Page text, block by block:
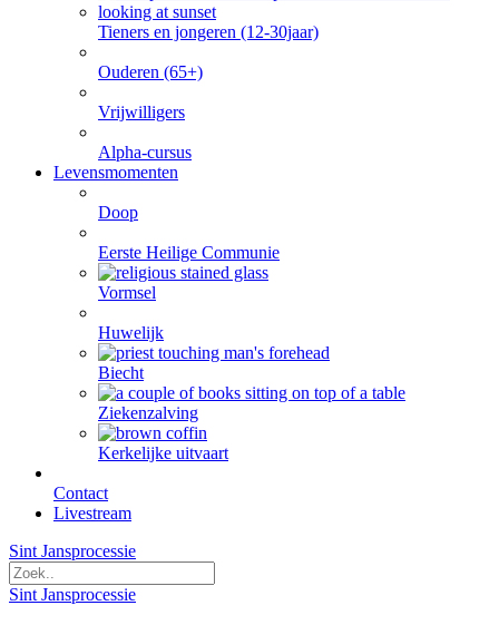
Tieners en jongeren (12-30jaar)
Ouderen (65+)
Vrijwilligers
Alpha-cursus
Levensmomenten
Doop
Eerste Heilige Communie
Vormsel
Huwelijk
Biecht
Ziekenzalving
Kerkelijke uitvaart
Contact
Livestream
Sint Jansprocessie
Sint Jansprocessie